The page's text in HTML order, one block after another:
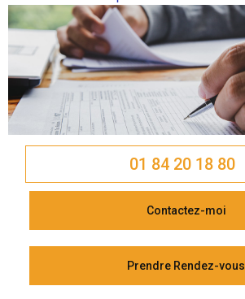
01 84 20 18 80
Contactez-moi
Prendre Rendez-vous